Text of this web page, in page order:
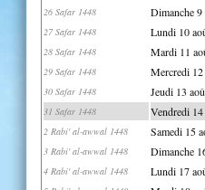
26 Safar 1448 Dimanche 9
27 Safar 1448 Lundi 10
28 Safar 1448 Mardi 11
29 Safar 1448 Mercredi 12
30 Safar 1448 Jeudi 13
31 Safar 1448 Vendredi
2 Rabi' al-awwal 1448 Samedi 15
3 Rabi' al-awwal 1448 Dimanche
4 Rabi' al-awwal 1448 Lundi 17